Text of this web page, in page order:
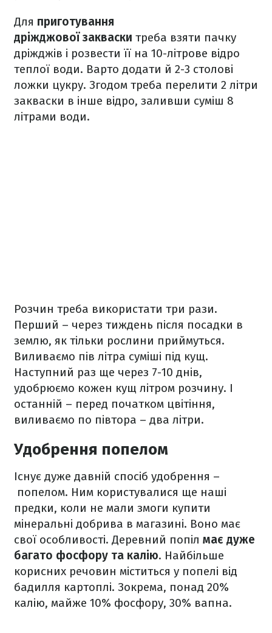
Для приготування
дріжджової закваски треба взяти пачку
дріжджів і розвести її на 10-літрове відро
теплої води. Варто додати й 2-3 столові
ложки цукру. Згодом треба перелити 2 літри
закваски в інше відро, заливши суміш 8
літрами води.
Розчин треба використати три рази.
Перший – через тиждень після посадки в
землю, як тільки рослини приймуться.
Виливаємо пів літра суміші під кущ.
Наступний раз ще через 7-10 днів,
удобрюємо кожен кущ літром розчину. І
останній – перед початком цвітіння,
виливаємо по півтора – два літри.
Удобрення попелом
Існує дуже давній спосіб удобрення –
попелом. Ним користувалися ще наші
предки, коли не мали змоги купити
мінеральні добрива в магазині. Воно має
свої особливості. Деревний попіл має дуже
багато фосфору та калію. Найбільше
корисних речовин міститься у попелі від
бадилля картоплі. Зокрема, понад 20%
калію, майже 10% фосфору, 30% вапна.